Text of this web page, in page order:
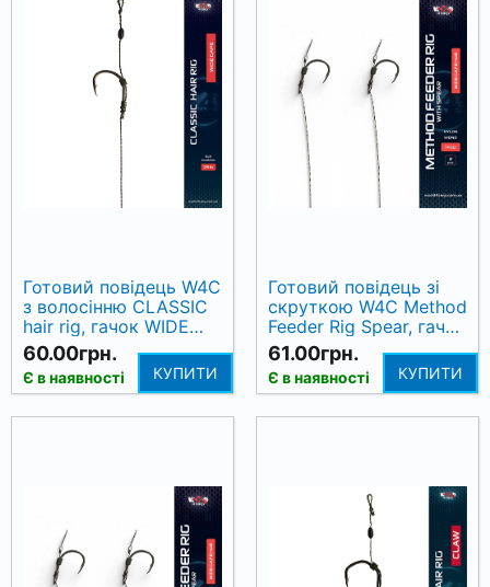
Готовий повідець W4C
з волосінню CLASSIC
hair rig, гачок WIDE
GAPE № 6
60.00грн.
Є в наявності КУПИТИ
Готовий повідець зі
скруткою W4C Method
Feeder Rig Spear, гачок
Wide Gape № 8
61.00грн.
Є в наявності КУПИТИ